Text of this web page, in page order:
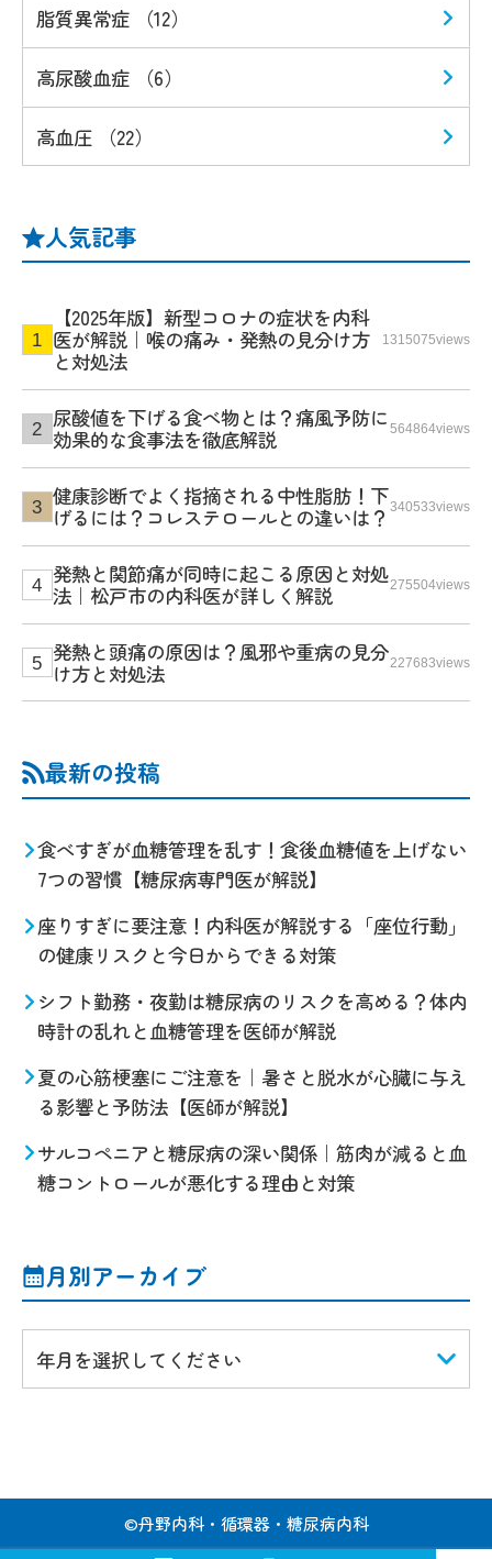
脂質異常症 （12）
高尿酸血症 （6）
高血圧 （22）
人気記事
【2025年版】新型コロナの症状を内科
医が解説｜喉の痛み・発熱の見分け方
と対処法
1315075views
尿酸値を下げる食べ物とは？痛風予防に
効果的な食事法を徹底解説
564864views
健康診断でよく指摘される中性脂肪！下
げるには？コレステロールとの違いは？ 340533views
発熱と関節痛が同時に起こる原因と対処
法｜松戸市の内科医が詳しく解説
275504views
発熱と頭痛の原因は？風邪や重病の見分
け方と対処法
227683views
最新の投稿
食べすぎが血糖管理を乱す！食後血糖値を上げない
7つの習慣【糖尿病専門医が解説】
座りすぎに要注意！内科医が解説する「座位行動」
の健康リスクと今日からできる対策
シフト勤務・夜勤は糖尿病のリスクを高める？体内
時計の乱れと血糖管理を医師が解説
夏の心筋梗塞にご注意を｜暑さと脱水が心臓に与え
る影響と予防法【医師が解説】
サルコペニアと糖尿病の深い関係｜筋肉が減ると血
糖コントロールが悪化する理由と対策
月別アーカイブ
年月を選択してください
©丹野内科・循環器・糖尿病内科